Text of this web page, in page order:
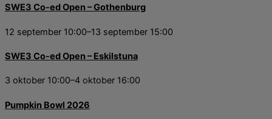
SWE3 Co-ed Open – Gothenburg
12 september 10:00–13 september 15:00
SWE3 Co-ed Open – Eskilstuna
3 oktober 10:00–4 oktober 16:00
Pumpkin Bowl 2026